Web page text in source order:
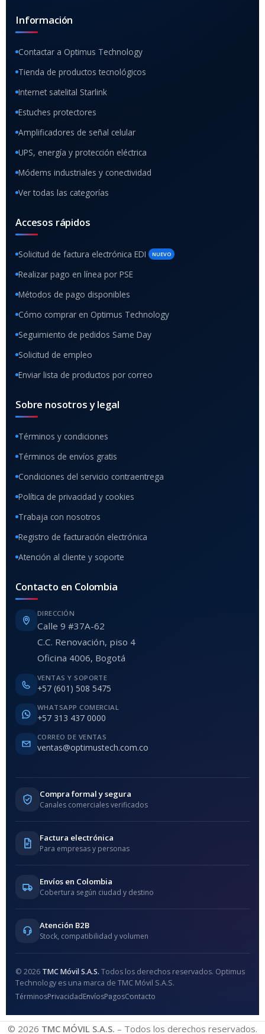
Información
Contactar a Optimus Technology
Tienda de productos tecnológicos
Internet satelital Starlink
Estuches protectores
Amplificadores de señal celular
UPS, energía y protección eléctrica
Módems industriales y conectividad
Ver todas las categorías
Accesos rápidos
Solicitud de factura electrónica EDI NUEVO
Realizar pago en línea por PSE
Métodos de pago disponibles
Cómo comprar en Optimus Technology
Seguimiento de pedidos Same Day
Solicitud de empleo
Enviar lista de productos por correo
Sobre nosotros y legal
Términos y condiciones
Términos de envíos gratis
Condiciones del servicio contraentrega
Política de privacidad y cookies
Trabaja con nosotros
Registro de facturación electrónica
Atención al cliente y soporte
Contacto en Colombia
DIRECCIÓN
Calle 9 #37A-62
C.C. Renovación, piso 4
Oficina 4006, Bogotá
VENTAS Y SOPORTE
+57 (601) 508 5475
WHATSAPP COMERCIAL
+57 313 437 0000
CORREO DE VENTAS
ventas@optimustech.com.co
Compra formal y segura
Canales comerciales verificados
Factura electrónica
Para empresas y personas
Envíos en Colombia
Cobertura según ciudad y destino
Atención B2B
Stock, compatibilidad y volumen
© 2026 TMC Móvil S.A.S. Todos los derechos reservados. Optimus
Technology es una marca de TMC Móvil S.A.S.
TérminosPrivacidadEnvíosPagosContacto
© 2026 TMC MÓVIL S.A.S. – Todos los derechos reservados.